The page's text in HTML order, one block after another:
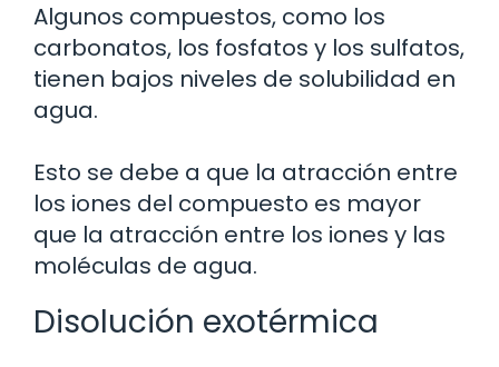
Algunos compuestos, como los
carbonatos, los fosfatos y los sulfatos,
tienen bajos niveles de solubilidad en
agua.
Esto se debe a que la atracción entre
los iones del compuesto es mayor
que la atracción entre los iones y las
moléculas de agua.
Disolución exotérmica